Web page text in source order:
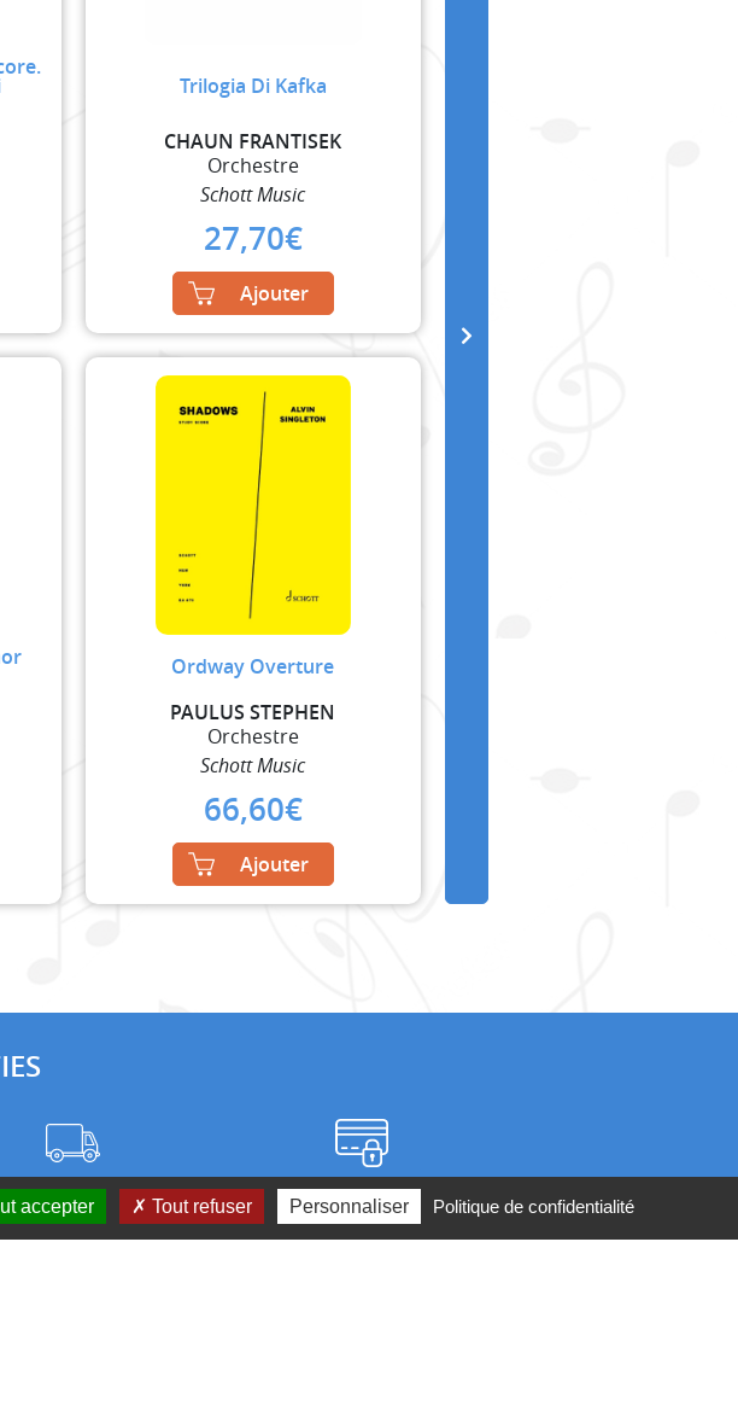
Trilogia Di Kafka
CHAUN FRANTISEK
Orchestre
Schott Music
27,70€
Ajouter
Ordway Overture
PAULUS STEPHEN
Orchestre
Schott Music
66,60€
Ajouter
port à prix coûtant Paiement sécurisé
accepter Tout refuser Personnaliser Politique de confidentialité